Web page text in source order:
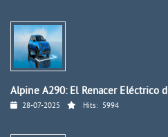
Alpine A290: El Renacer Eléctrico d
28-07-2025 Hits: 5994